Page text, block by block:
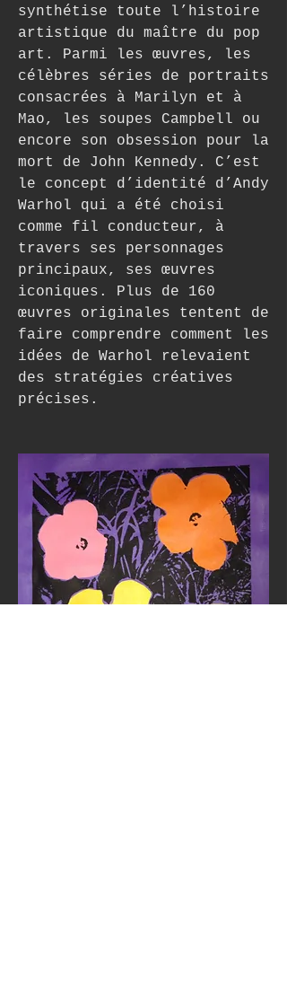
synthétise toute l’histoire
artistique du maître du pop
art. Parmi les œuvres, les
célèbres séries de portraits
consacrées à Marilyn et à
Mao, les soupes Campbell ou
encore son obsession pour la
mort de John Kennedy. C’est
le concept d’identité d’Andy
Warhol qui a été choisi
comme fil conducteur, à
travers ses personnages
principaux, ses œuvres
iconiques. Plus de 160
œuvres originales tentent de
faire comprendre comment les
idées de Warhol relevaient
des stratégies créatives
précises.